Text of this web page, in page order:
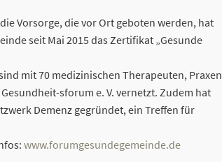
Vorsorge, die vor Ort geboten werden, hat
seit Mai 2015 das Zertifikat „Gesunde
mit 70 medizinischen Therapeuten, Praxen
sforum e. V. vernetzt. Zudem hat
Demenz gegründet, ein Treffen für
www.forumgesundegemeinde.de